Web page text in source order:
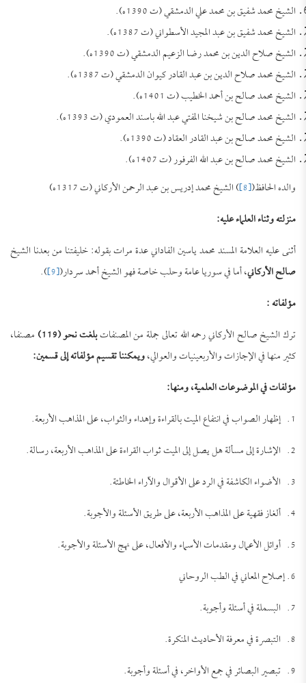
الشيخ محمد شفيق بن محمد علي الدمشقي (ت 1390ه).
الشيخ محمد شفيق بن عبد المجيد الأسطواني (ت 1387ه).
الشيخ صلاح الدين بن محمد رضا الزعيم الدمشقي (ت 1390ه).
الشيخ محمد صلاح الدين بن عبد القادر كيوان الدمشقي (ت 1387ه).
الشيخ محمد صالح بن أحمد الخطيب (ت 1401ه).
الشيخ محمد صالح بن شيخنا المفتي عبد الله باسند العمودي (ت 1393ه).
الشيخ محمد صالح بن عبد القادر العقاد (ت 1390ه).
الشيخ محمد صالح بن عبد الله الفرفور (ت 1407ه).
والده الحافظ([8] ) الشيخ محمد إدريس بن عبد الرحمن الأركاني (ت 1317ه)
منزلته وثناء العلماء عليه:
أثنى عليه العلامة المسند محمد ياسين الفاداني عدة مرات بقوله: خليفتنا من بعدنا الشيخ
صالح الأركاني، أما في سوريا عامة وحلب خاصة فهو الشيخ أحمد سردار([9]
).
مؤلفاته :
ترك الشيخ صالح الأركاني رحمه الله تعالى جملة من المصنفاتبلغت نحو (119)
مصنفا،
كثير منها في الإجازات والأربعينيات والعوالي،ويمكننا تقسيم مؤلفاته إلى قسمين:
مؤلفات في الموضوعات العلمية، ومنها:
1. إظهار الصواب في انتفاع الميت بالقراءة وإهداء والثواب، على المذاهب الأربعة.
2. الإشارة إلى مسألة هل يصل إلى الميت ثواب القراءة على المذاهب الأربعة، رسالة.
3. الأضواء الكاشفة في الرد على الأقوال والآراء الخاطئة.
4. ألغاز فقهية على المذاهب الأربعة، على طريق الأسئلة والأجوبة.
5. أوائل الأعمال ومقدمات الأسماء والأفعال، على نهج الأسئلة والأجوبة.
6. إصلاح المعاني في الطب الروحاني
7. البسملة في أسئلة وأجوبة.
8. التبصرة في معرفة الأحاديث المنكرة.
9. تبصير البصائر في جمع الأواخر، في أسئلة وأجوبة.